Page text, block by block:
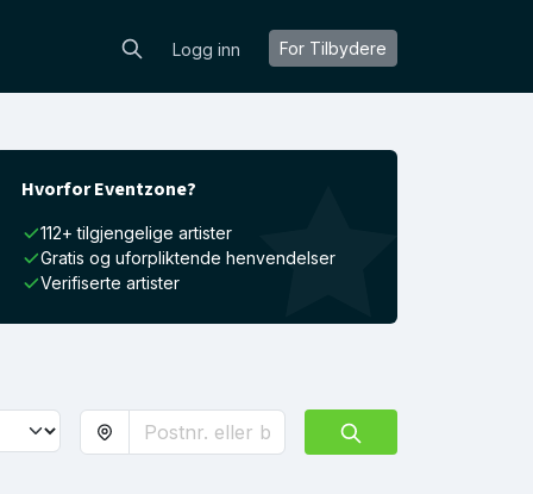
Logg inn For Tilbydere
Hvorfor Eventzone?
112+ tilgjengelige artister
Gratis og uforpliktende henvendelser
Verifiserte artister